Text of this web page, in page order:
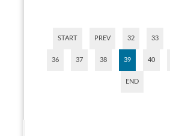
START PREV 32 33
36 37 38 39 40
END